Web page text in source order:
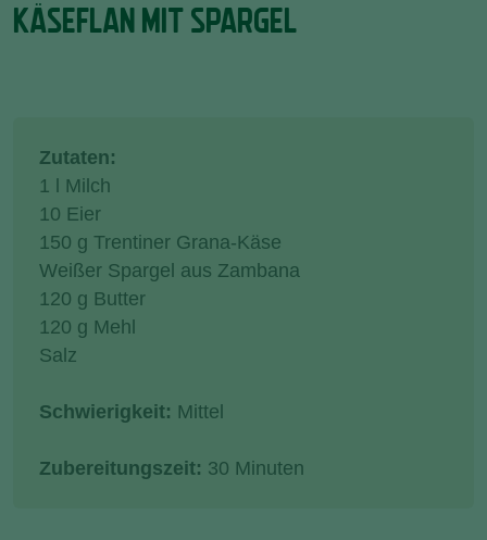
KÄSEFLAN MIT SPARGEL
Zutaten:
1 l Milch
10 Eier
150 g Trentiner Grana-Käse
Weißer Spargel aus Zambana
120 g Butter
120 g Mehl
Salz
Schwierigkeit: Mittel
Zubereitungszeit: 30 Minuten